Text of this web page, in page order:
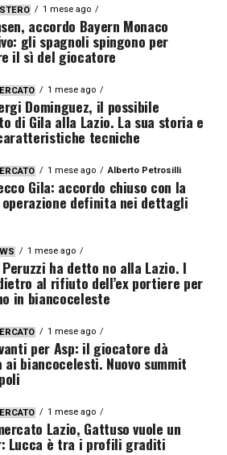
1 mese ago
accordo Bayern Monaco
gli spagnoli spingono per
il sì del giocatore
1 mese ago
Dominguez, il possibile
di Gila alla Lazio. La sua storia e
tecniche
1 mese ago Alberto Petrosilli
Gila: accordo chiuso con la
operazione definita nei dettagli
1 mese ago
ha detto no alla Lazio. I
al rifiuto dell’ex portiere per
in biancoceleste
1 mese ago
per Asp: il giocatore dà
biancocelesti. Nuovo summit
1 mese ago
Lazio, Gattuso vuole un
Lucca è tra i profili graditi